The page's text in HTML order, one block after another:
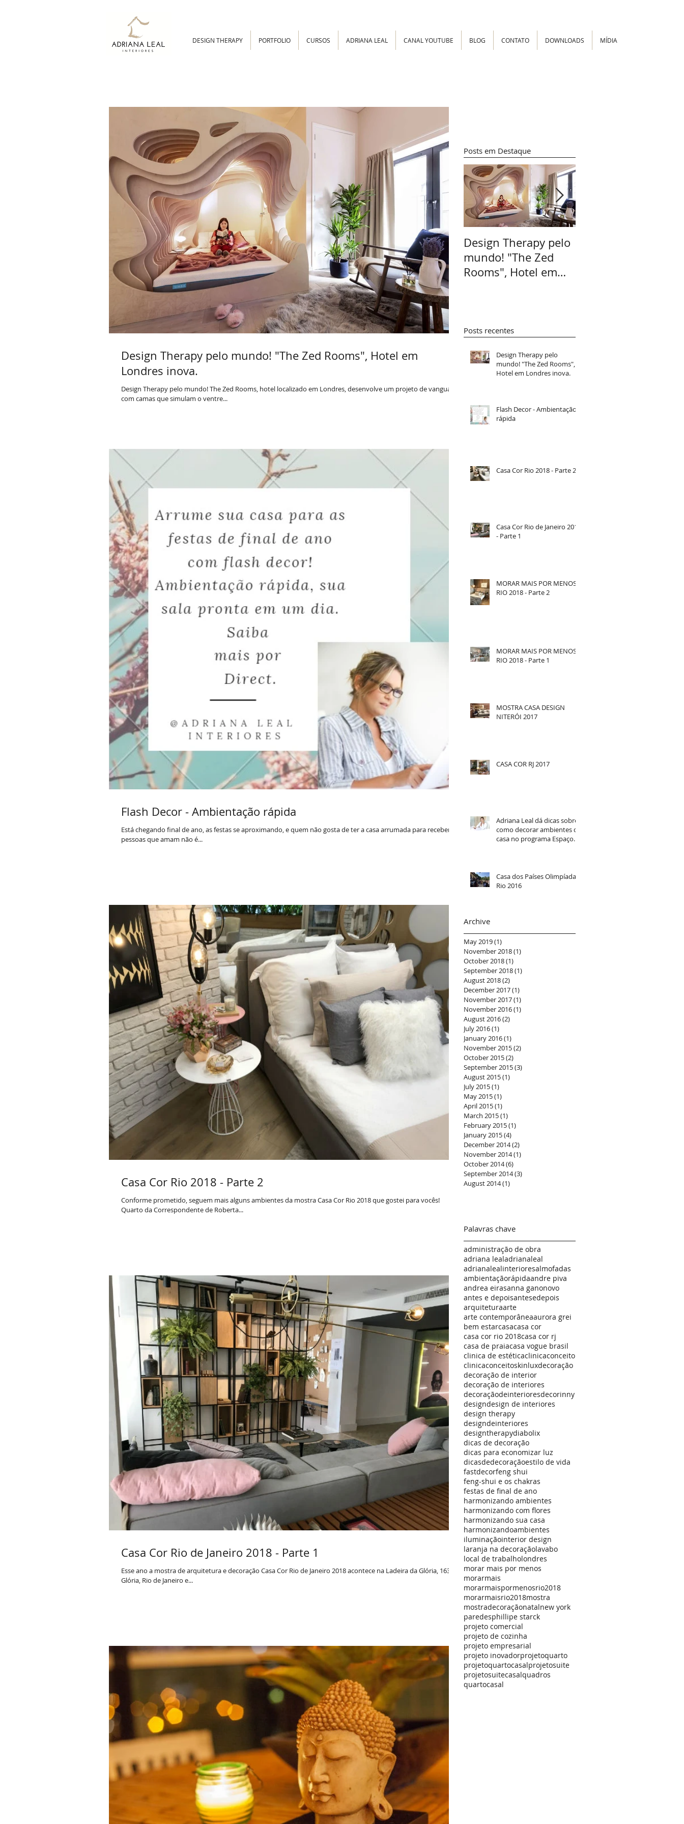
DESIGN THERAPY PORTFOLIO CURSOS ADRIANA LEAL CANAL YOUTUBE BLOG CONTATO DOWNLOADS MÍDIA
Design Therapy pelo mundo! "The Zed Rooms", Hotel em
Londres inova.
Design Therapy pelo mundo! The Zed Rooms, hotel localizado em Londres, desenvolve um projeto de vanguarda
com camas que simulam o ventre...
Flash Decor - Ambientação rápida
Está chegando final de ano, as festas se aproximando, e quem não gosta de ter a casa arrumada para receber as
pessoas que amam não é...
Casa Cor Rio 2018 - Parte 2
Conforme prometido, seguem mais alguns ambientes da mostra Casa Cor Rio 2018 que gostei para vocês!
Quarto da Correspondente de Roberta...
Casa Cor Rio de Janeiro 2018 - Parte 1
Esse ano a mostra de arquitetura e decoração Casa Cor Rio de Janeiro 2018 acontece na Ladeira da Glória, 163,
Glória, Rio de Janeiro e...
Posts em Destaque
Design Therapy pelo
mundo! "The Zed
Rooms", Hotel em
Posts recentes
Design Therapy pelo
mundo! "The Zed Rooms",
Hotel em Londres inova.
Flash Decor - Ambientação
rápida
Casa Cor Rio 2018 - Parte 2
Casa Cor Rio de Janeiro 2018
- Parte 1
MORAR MAIS POR MENOS
RIO 2018 - Parte 2
MORAR MAIS POR MENOS
RIO 2018 - Parte 1
MOSTRA CASA DESIGN
NITERÓI 2017
CASA COR RJ 2017
Adriana Leal dá dicas sobre
como decorar ambientes da
casa no programa Espaço
Casa dos Países Olimpíadas
Rio 2016
Archive
May 2019(1)
November 2018(1)
October 2018(1)
September 2018(1)
August 2018(2)
December 2017(1)
November 2017(1)
November 2016(1)
August 2016(2)
July 2016(1)
January 2016(1)
November 2015(2)
October 2015(2)
September 2015(3)
August 2015(1)
July 2015(1)
May 2015(1)
April 2015(1)
March 2015(1)
February 2015(1)
January 2015(4)
December 2014(2)
November 2014(1)
October 2014(6)
September 2014(3)
August 2014(1)
Palavras chave
administração de obra
adriana lealadrianaleal
adrianalealinterioresalmofadas
ambientaçãorápidaandre piva
andrea eirasanna ganonovo
antes e depoisantesedepois
arquiteturaarte
arte contemporâneaaurora grei
bem estarcasacasa cor
casa cor rio 2018casa cor rj
casa de praiacasa vogue brasil
clinica de estéticaclinicaconceito
clinicaconceitoskinluxdecoração
decoração de interior
decoração de interiores
decoraçãodeinterioresdecorinny
designdesign de interiores
design therapy
designdeinteriores
designtherapydiabolix
dicas de decoração
dicas para economizar luz
dicasdedecoraçãoestilo de vida
fastdecorfeng shui
feng-shui e os chakras
festas de final de ano
harmonizando ambientes
harmonizando com flores
harmonizando sua casa
harmonizandoambientes
iluminaçãointerior design
laranja na decoraçãolavabo
local de trabalholondres
morar mais por menos
morarmais
morarmaispormenosrio2018
morarmaisrio2018mostra
mostradecoraçãonatalnew york
paredesphillipe starck
projeto comercial
projeto de cozinha
projeto empresarial
projeto inovadorprojetoquarto
projetoquartocasalprojetosuite
projetosuitecasalquadros
quartocasal